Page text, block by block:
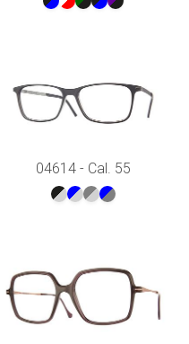
04614 - Cal. 55